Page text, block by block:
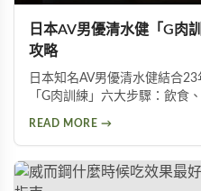
日本AV男優清水健「G肉
攻略
日本知名AV男優清水健結合
「G肉訓練」六大步驟：飲食
增粗的目標。
READ MORE →